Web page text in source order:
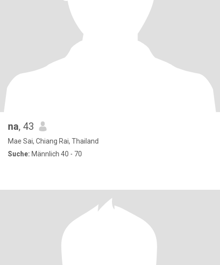
na, 43
Mae Sai, Chiang Rai, Thailand
Suche: Männlich 40 - 70